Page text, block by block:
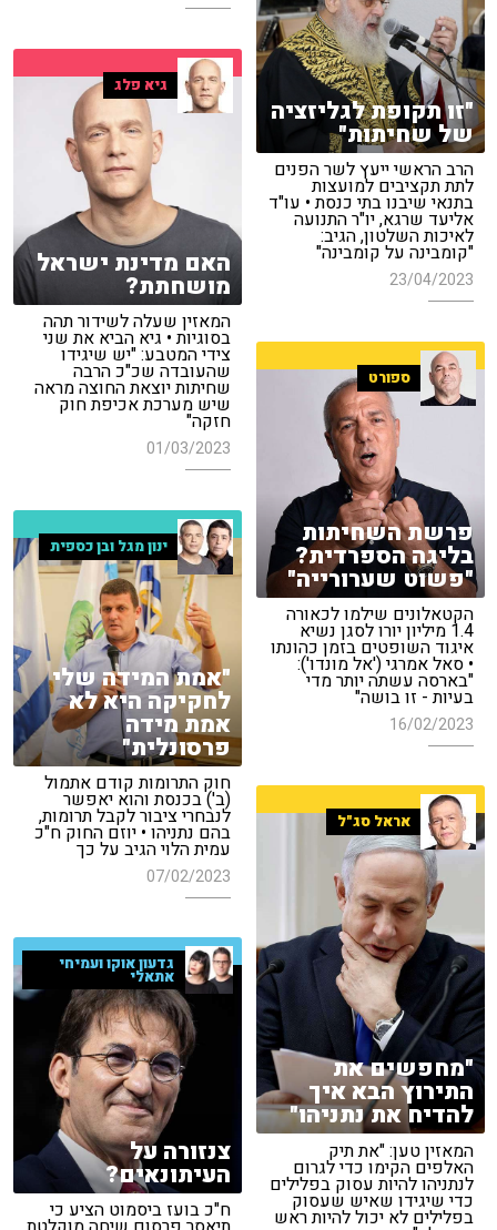
"זו תקופת לגליזציה
של שחיתות"
הרב הראשי ייעץ לשר הפנים
לתת תקציבים למועצות
בתנאי שיבנו בתי כנסת • עו"ד
אליעד שרגא, יו"ר התנועה
לאיכות השלטון, הגיב:
"קומבינה על קומבינה"
23/04/2023
גיא פלג
האם מדינת ישראל
מושחתת?
המאזין שעלה לשידור תהה
בסוגיות • גיא הביא את שני
צידי המטבע: "יש שיגידו
שהעובדה שכ"כ הרבה
שחיתות יוצאת החוצה מראה
שיש מערכת אכיפת חוק
חזקה"
01/03/2023
ספורט
פרשת השחיתות
בליגה הספרדית?
"פשוט שערורייה"
הקטאלונים שילמו לכאורה
1.4 מיליון יורו לסגן נשיא
איגוד השופטים בזמן כהונתו
• סאל אמרגי ('אל מונדו'):
"בארסה עשתה יותר מדי
בעיות - זו בושה"
16/02/2023
ינון מגל ובן כספית
"אמת המידה שלי
לחקיקה היא לא
אמת מידה
פרסונלית"
חוק התרומות קודם אתמול
(ב') בכנסת והוא יאפשר
לנבחרי ציבור לקבל תרומות,
בהם נתניהו • יוזם החוק ח"כ
עמית הלוי הגיב על כך
07/02/2023
אראל סג"ל
"מחפשים את
התירוץ הבא איך
להדיח את נתניהו"
המאזין טען: "את תיק
האלפים הקימו כדי לגרום
לנתניהו להיות עסוק בפלילים
כדי שיגידו שאיש שעסוק
בפלילים לא יכול להיות ראש
גדעון אוקו ועמיחי
אתאלי
צנזורה על
העיתונאים?
ח"כ בועז ביסמוט הציע כי